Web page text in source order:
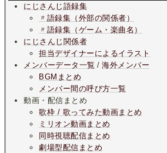
にじさんじ語録集
〃語録集（外部の関係者）
〃語録集（ゲーム・楽曲名）
にじさんじ関係者
担当デザイナーによるイラスト
メンバーデータ一覧 /海外メンバー
BGMまとめ
メンバー間の呼び方一覧
動画・配信まとめ
歌枠 / 歌ってみた動画まとめ
ミリオン動画まとめ
同時視聴配信まとめ
劇場型配信まとめ